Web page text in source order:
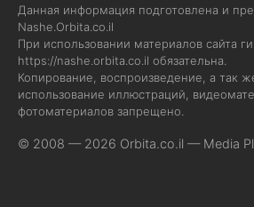
Данная информация подготовлена и
Nashe.Orbita.co.il
При использовании материалов сайта
https://nashe.orbita.co.il обязательна.
Копирование, воспроизведение, а так
использование иллюстраций,
фотоматериалов запрещено.
© 2008 — 2026 Orbita.co.il — Media